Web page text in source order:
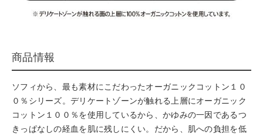
商品情報
ソフィから、最も素材にこだわったオーガニックコットン１０
０％シリーズ。デリケートゾーンが触れる上層にオーガニック
コットン１００％を使用しているから、かゆみの一因であるつ
きっぱなしの経血を肌に残しにくい。だから、肌への負担を低